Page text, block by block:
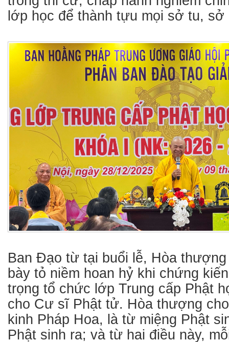
lớp học để thành tựu mọi sở tu, sở
Ban Đạo từ tại buổi lễ, Hòa
bày tỏ niềm hoan hỷ khi chứng
trọng tổ chức lớp Trung cấp Phật
cho Cư sĩ Phật tử. Hòa thượng
kinh Pháp Hoa, là từ miệng Phật
Phật sinh ra; và từ hai điều này,